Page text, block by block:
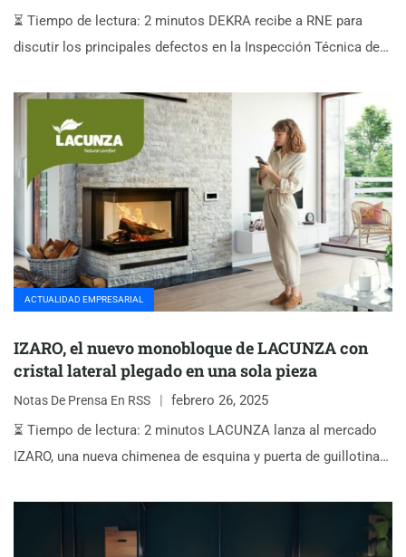
⏳ Tiempo de lectura: 2 minutos DEKRA recibe a RNE para
discutir los principales defectos en la Inspección Técnica de…
ACTUALIDAD EMPRESARIAL
IZARO, el nuevo monobloque de LACUNZA con
cristal lateral plegado en una sola pieza
Notas De Prensa En RSS
febrero 26, 2025
⏳ Tiempo de lectura: 2 minutos LACUNZA lanza al mercado
IZARO, una nueva chimenea de esquina y puerta de guillotina…